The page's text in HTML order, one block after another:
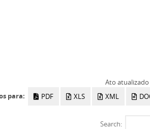
Ato atualizado
PDF XLS XML
Search: